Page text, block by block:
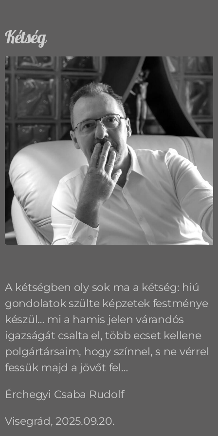
Kétség
A kétségben oly sok ma a kétség: hiú
gondolatok szülte képzetek festménye
készül… mi a hamis jelen várandós
igazságát csalta el, több ecset kellene
polgártársaim, hogy színnel, s ne vérrel
fessük majd a jövőt fel…
Érchegyi Csaba Rudolf
Visegrád, 2025.09.20.